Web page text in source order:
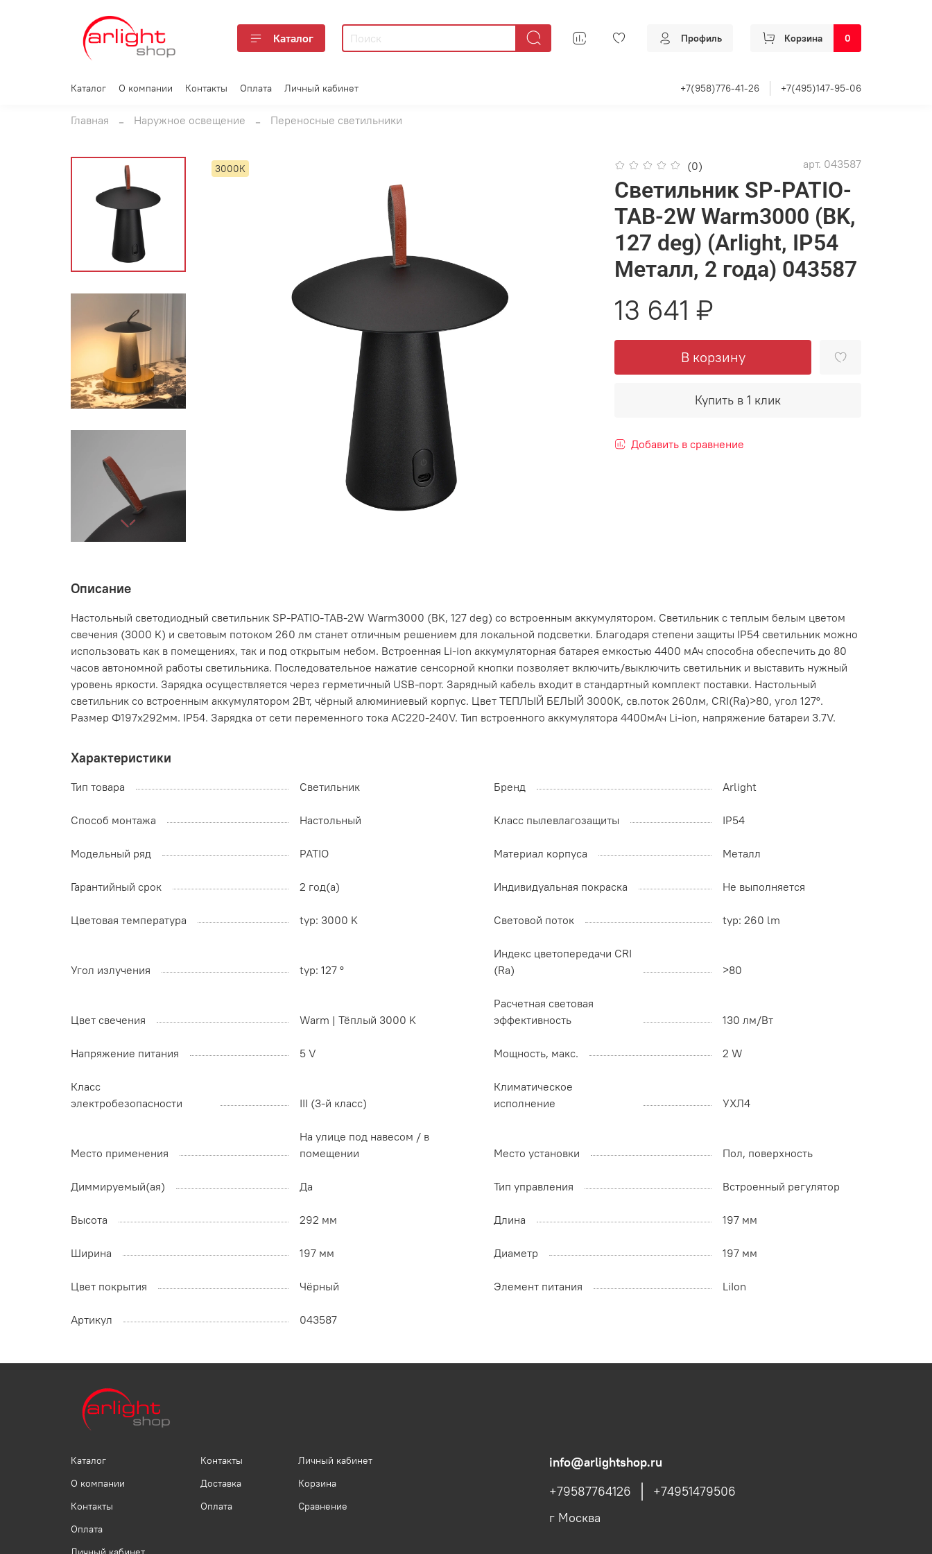
Каталог Профиль Корзина 0
Каталог О компании Контакты Оплата Личный кабинет +7(958)776-41-26 +7(495)147-95-06
Главная Наружное освещение Переносные светильники
3000К (0) арт. 043587
Светильник SP-PATIO-
TAB-2W Warm3000 (BK,
127 deg) (Arlight, IP54
Металл, 2 года) 043587
13 641 ₽
В корзину
Купить в 1 клик
Добавить в сравнение
Описание
Настольный светодиодный светильник SP-PATIO-TAB-2W Warm3000 (BK, 127 deg) со встроенным аккумулятором. Светильник с теплым белым цветом
свечения (3000 К) и световым потоком 260 лм станет отличным решением для локальной подсветки. Благодаря степени защиты IP54 светильник можно
использовать как в помещениях, так и под открытым небом. Встроенная Li-ion аккумуляторная батарея емкостью 4400 мАч способна обеспечить до 80
часов автономной работы светильника. Последовательное нажатие сенсорной кнопки позволяет включить/выключить светильник и выставить нужный
уровень яркости. Зарядка осуществляется через герметичный USB-порт. Зарядный кабель входит в стандартный комплект поставки. Настольный
светильник со встроенным аккумулятором 2Вт, чёрный алюминиевый корпус. Цвет ТЕПЛЫЙ БЕЛЫЙ 3000K, св.поток 260лм, CRI(Ra)>80, угол 127°.
Размер Ф197x292мм. IP54. Зарядка от сети переменного тока AC220-240V. Тип встроенного аккумулятора 4400мАч Li-ion, напряжение батареи 3.7V.
Характеристики
Тип товара Светильник Бренд Arlight
Способ монтажа Настольный Класс пылевлагозащиты IP54
Модельный ряд PATIO Материал корпуса Металл
Гарантийный срок 2 год(а) Индивидуальная покраска Не выполняется
Цветовая температура typ: 3000 K Световой поток typ: 260 lm
Угол излучения typ: 127 °
Индекс цветопередачи CRI
(Ra)
>80
Цвет свечения Warm | Тёплый 3000 K
Расчетная световая
эффективность
130 лм/Вт
Напряжение питания 5 V Мощность, макс. 2 W
Класс
электробезопасности
III (3-й класс)
Климатическое
исполнение
УХЛ4
Место применения
На улице под навесом / в
помещении
Место установки Пол, поверхность
Диммируемый(ая) Да Тип управления Встроенный регулятор
Высота 292 мм Длина 197 мм
Ширина 197 мм Диаметр 197 мм
Цвет покрытия Чёрный Элемент питания LiIon
Артикул 043587
Каталог
О компании
Контакты
Оплата
Контакты
Доставка
Оплата
Личный кабинет
Корзина
Сравнение
info@arlightshop.ru
+79587764126
+74951479506
г Москва